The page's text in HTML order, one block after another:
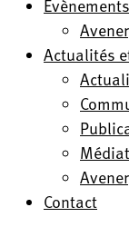
Evènements
Actualités
Contact